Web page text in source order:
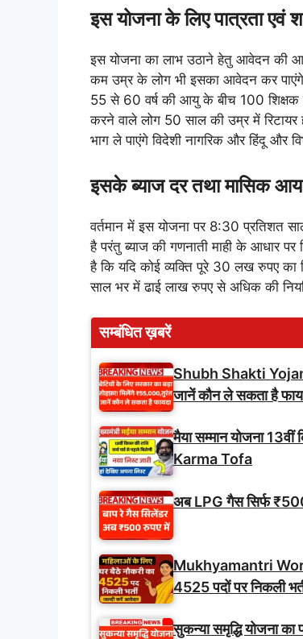
इस योजना के लिए पात्रता एवं
इस योजना का लाभ उठाने हेतु आवेदन की
कम उम्र के लोग भी इसका आवेदन कर
55 से 60 वर्ष की आयु के बीच 100 शिक्षक
करने वाले लोग 50 साल की उम्र में
भाग ले पाएंगे विदेशी नागरिक और हिंदू और
इसके ब्याज दर तथा मासिक
वर्तमान में इस योजना पर 8:30 प्रतिशत
है परंतु ब्याज की गणनाती माही के आधार
है कि यदि कोई व्यक्ति पूरे 30 लख रुपए
साल भर में ढाई लाख रुपए से अधिक की
सम्बंधित ख़बरें
Shubh Shakti
जानें कौन ले सकता है
मैया सम्मान योजना
Karma Tofa
अब LPG गैस सिर्फ
Mukhyamantri Work
4525 पदों पर निकली
सुकन्या समृद्धि योजना